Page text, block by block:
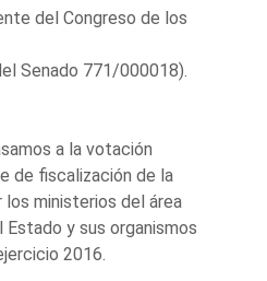
del Congreso de los
Senado 771/000018).
a la votación
de fiscalización de la
ministerios del área
y sus organismos
2016.